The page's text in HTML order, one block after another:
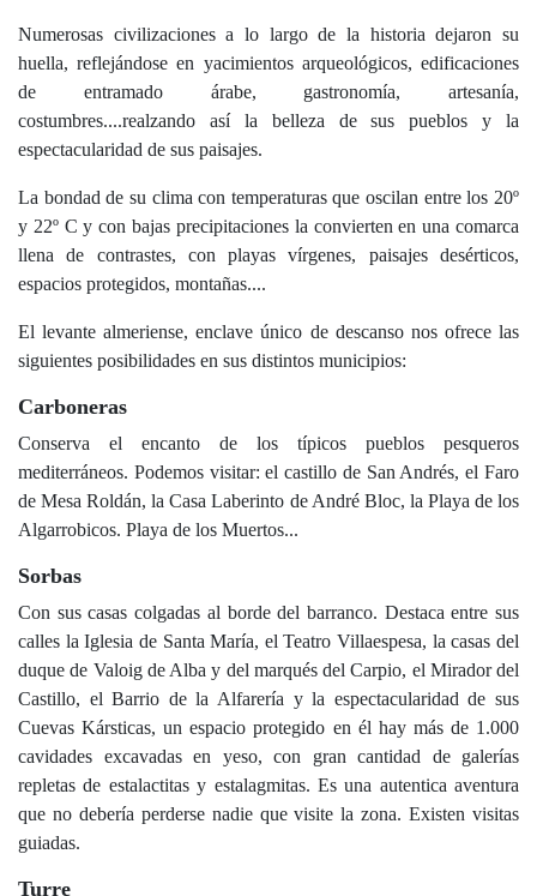
Numerosas civilizaciones a lo largo de la historia dejaron su
huella, reflejándose en yacimientos arqueológicos, edificaciones
de entramado árabe, gastronomía, artesanía,
costumbres....realzando así la belleza de sus pueblos y la
espectacularidad de sus paisajes.
La bondad de su clima con temperaturas que oscilan entre los 20º
y 22º C y con bajas precipitaciones la convierten en una comarca
llena de contrastes, con playas vírgenes, paisajes desérticos,
espacios protegidos, montañas....
El levante almeriense, enclave único de descanso nos ofrece las
siguientes posibilidades en sus distintos municipios:
Carboneras
Conserva el encanto de los típicos pueblos pesqueros
mediterráneos. Podemos visitar: el castillo de San Andrés, el Faro
de Mesa Roldán, la Casa Laberinto de André Bloc, la Playa de los
Algarrobicos. Playa de los Muertos...
Sorbas
Con sus casas colgadas al borde del barranco. Destaca entre sus
calles la Iglesia de Santa María, el Teatro Villaespesa, la casas del
duque de Valoig de Alba y del marqués del Carpio, el Mirador del
Castillo, el Barrio de la Alfarería y la espectacularidad de sus
Cuevas Kársticas, un espacio protegido en él hay más de 1.000
cavidades excavadas en yeso, con gran cantidad de galerías
repletas de estalactitas y estalagmitas. Es una autentica aventura
que no debería perderse nadie que visite la zona. Existen visitas
guiadas.
Turre